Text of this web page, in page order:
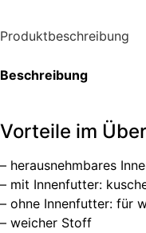
Produktbeschreibung
Beschreibung
Vorteile im
– herausnehmbares
– mit Innenfutter:
– ohne Innenfutter: für
– weicher Stoff